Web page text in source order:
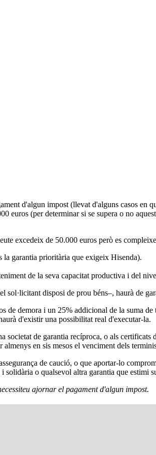
d'algun impost (llevat d'alguns casos en
euros (per determinar si se supera o no
excedeix de 50.000 euros però es
la garantia prioritària que exigeix ​​Hisenda).
de la seva capacitat productiva i del
disposi de prou béns–, haurà de
de demora i un 25% addicional de la suma de
d'existir una possibilitat real d'executar-la.
de garantia recíproca, o als
en sis mesos el venciment dels
de caució, o que aportar-lo
solidària o qualsevol altra garantia que estimi
ajornar el pagament d'algun impost.